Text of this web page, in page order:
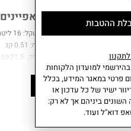
מאפיינים
משקל: 16 ליטר
נפח: 0.51 קג
עומק: 21.5סמ I רוחב: 30.5סמ I גובה: 37.5סמ
עוד
ההטבות
למועדון הלקוחות
פרטי במאגר המידע, בכלל
ישיר של כל עדכון או
ביניהם אך לא רק:
דוא"ל ועוד.